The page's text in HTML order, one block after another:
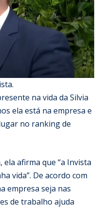
na vida da Silvia
ela está na empresa e
no ranking de
afirma que “a Invista
vida”. De acordo com
empresa seja nas
de trabalho ajuda